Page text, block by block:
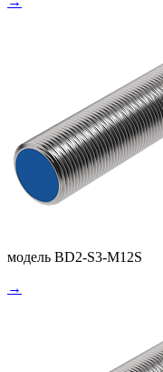
модель BD2-S3-M12S
→